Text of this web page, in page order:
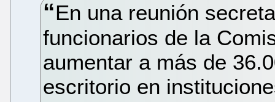
En una reunión
funcionarios de la
aumentar a más de
escritorio en